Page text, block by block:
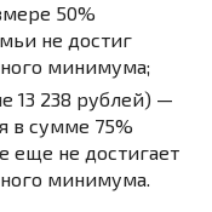
50%
не достиг
минимума;
13 238 рублей) —
в сумме 75%
еще не достигает
минимума.